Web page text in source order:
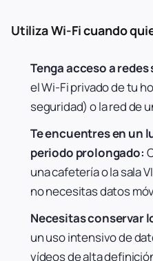
Utiliza Wi-Fi cuando
Tenga acceso a
el Wi-Fi privado de tu
seguridad) o la red de
Te encuentres en un
periodo prolongado:
una cafetería o la sala
no necesitas datos
Necesitas conservar
un uso intensivo de
vídeos de alta